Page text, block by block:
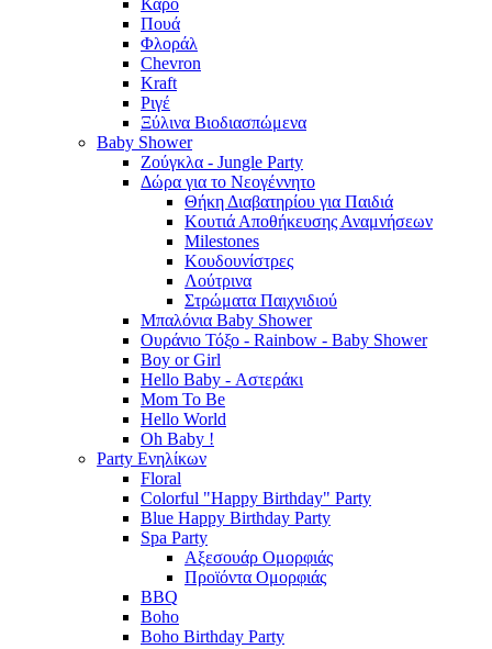
Καρό
Πουά
Φλοράλ
Chevron
Kraft
Ριγέ
Ξύλινα Βιοδιασπώμενα
Baby Shower
Ζούγκλα - Jungle Party
Δώρα για το Νεογέννητο
Θήκη Διαβατηρίου για Παιδιά
Κουτιά Αποθήκευσης Αναμνήσεων
Milestones
Κουδουνίστρες
Λούτρινα
Στρώματα Παιχνιδιού
Μπαλόνια Baby Shower
Ουράνιο Τόξο - Rainbow - Baby Shower
Boy or Girl
Hello Baby - Αστεράκι
Mom To Be
Hello World
Oh Baby !
Party Ενηλίκων
Floral
Colorful "Happy Birthday" Party
Blue Happy Birthday Party
Spa Party
Αξεσουάρ Ομορφιάς
Προϊόντα Ομορφιάς
BBQ
Boho
Boho Birthday Party